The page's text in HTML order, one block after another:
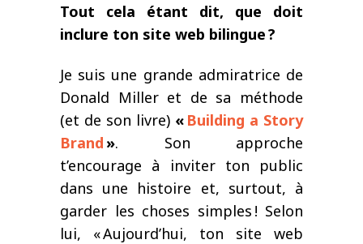
Tout cela étant dit, que doit
inclure ton site web bilingue?
Je suis une grande admiratrice de
Donald Miller et de sa méthode
(et de son livre) « Building a Story
Brand ». Son approche
t’encourage à inviter ton public
dans une histoire et, surtout, à
garder les choses simples ! Selon
lui, «Aujourd’hui, ton site web